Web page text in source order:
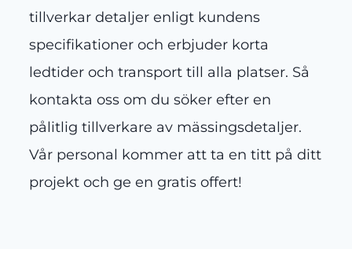
tillverkar detaljer enligt kundens
specifikationer och erbjuder korta
ledtider och transport till alla platser. Så
kontakta oss om du söker efter en
pålitlig tillverkare av mässingsdetaljer.
Vår personal kommer att ta en titt på ditt
projekt och ge en gratis offert!